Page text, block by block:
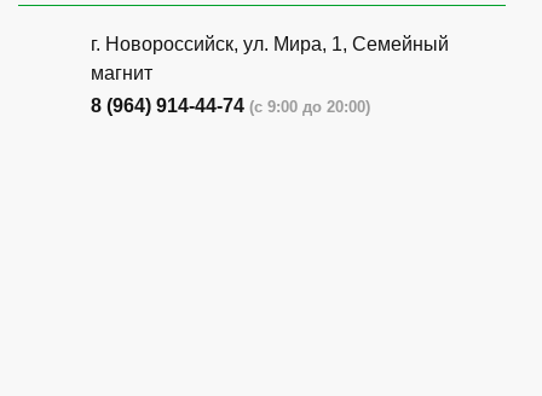
г. Новороссийск, ул. Мира, 1, Семейный
магнит
8 (964) 914-44-74 (с 9:00 до 20:00)